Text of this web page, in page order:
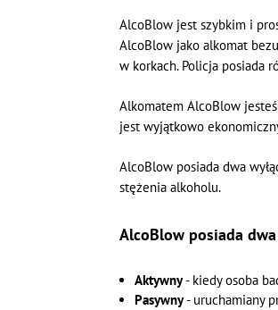
AlcoBlow jest szybkim i
AlcoBlow jako alkomat
w korkach. Policja posiada
Alkomatem AlcoBlow
jest wyjątkowo
AlcoBlow posiada dwa
stężenia alkoholu.
AlcoBlow posiada
Aktywny- kiedy osoba
Pasywny- uruchamiany